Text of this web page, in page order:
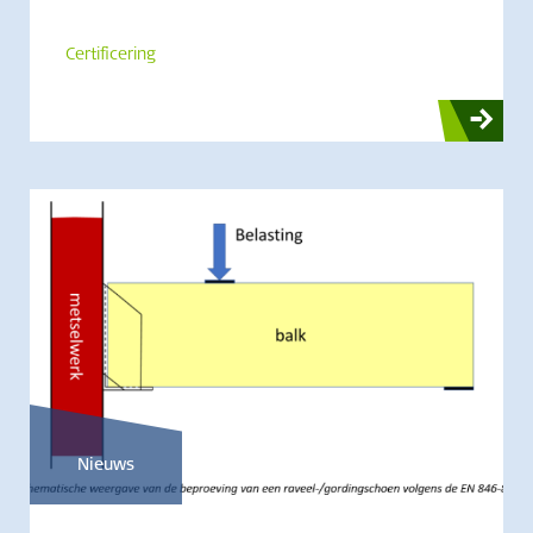
Certificering
Nieuws